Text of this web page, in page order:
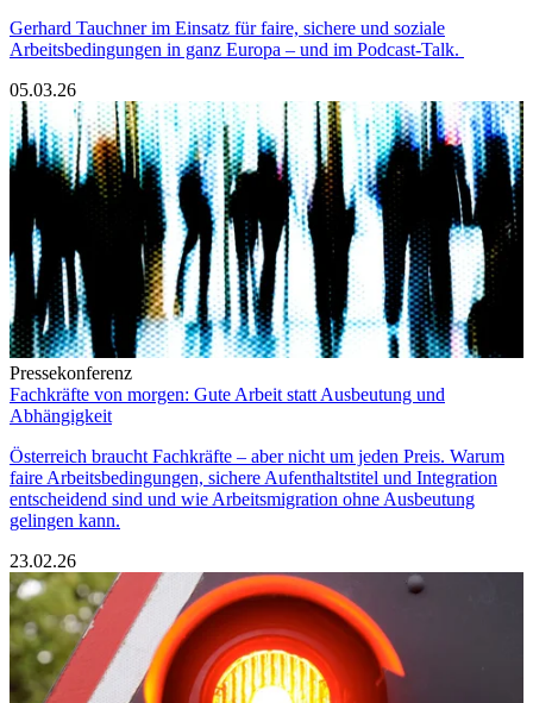
Gerhard Tauchner im Einsatz für faire, sichere und soziale
Arbeitsbedingungen in ganz Europa – und im Podcast-Talk.
05.03.26
Pressekonferenz
Fachkräfte von morgen: Gute Arbeit statt Ausbeutung und
Abhängigkeit
Österreich braucht Fachkräfte – aber nicht um jeden Preis. Warum
faire Arbeitsbedingungen, sichere Aufenthaltstitel und Integration
entscheidend sind und wie Arbeitsmigration ohne Ausbeutung
gelingen kann.
23.02.26